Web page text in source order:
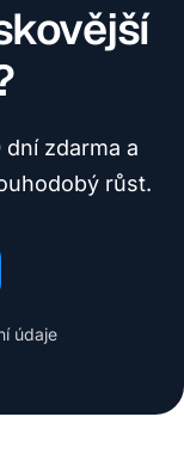
zdarma a
růst.
údaje